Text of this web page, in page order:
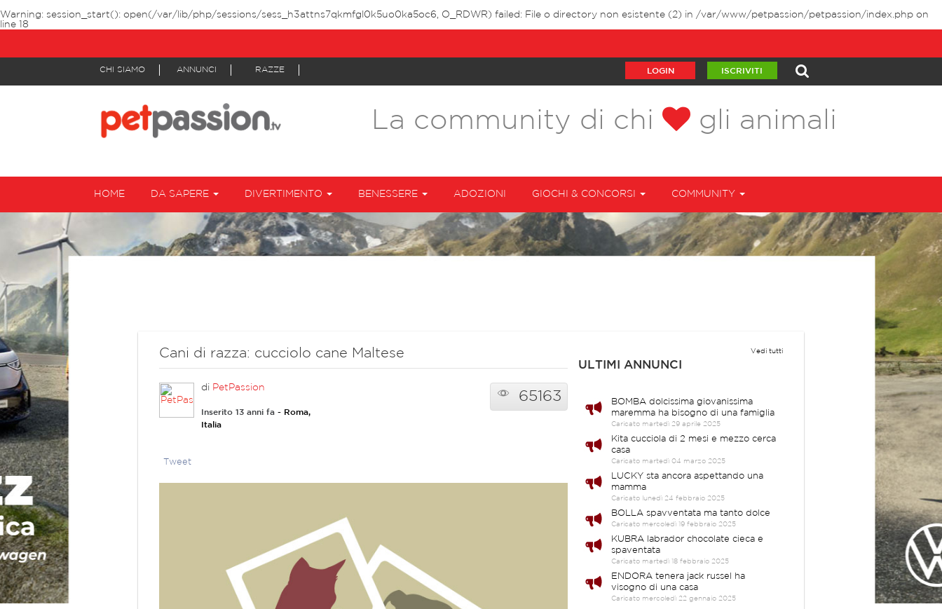
Warning: session_start(): open(/var/lib/php/sessions/sess_h3attns7qkmfgl0k5uo0ka5oc6, O_RDWR) failed: File o directory non esistente (2) in /var/www/petpassion/petpassion/index.php on
line 18
CHI SIAMO ANNUNCI RAZZE LOGIN ISCRIVITI
La community di chi gli animali
HOME DA SAPERE DIVERTIMENTO BENESSERE ADOZIONI GIOCHI & CONCORSI COMMUNITY
Cani di razza: cucciolo cane Maltese
di PetPassion
Inserito 13 anni fa - Roma,
Italia
65163
Tweet
ULTIMI ANNUNCI
Vedi tutti
BOMBA dolcissima giovanissima
maremma ha bisogno di una famiglia
Caricato martedì 29 aprile 2025
Kita cucciola di 2 mesi e mezzo cerca
casa
Caricato martedì 04 marzo 2025
LUCKY sta ancora aspettando una
mamma
Caricato lunedì 24 febbraio 2025
BOLLA spavventata ma tanto dolce
Caricato mercoledì 19 febbraio 2025
KUBRA labrador chocolate cieca e
spaventata
Caricato martedì 18 febbraio 2025
ENDORA tenera jack russel ha
visogno di una casa
Caricato mercoledì 22 gennaio 2025